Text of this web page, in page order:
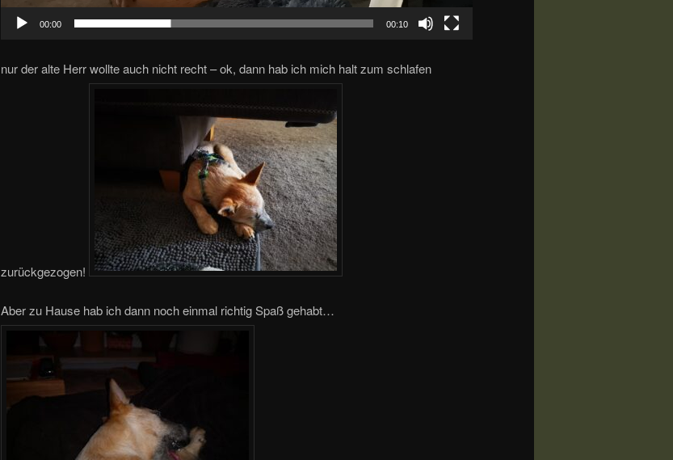
00:00 00:10
nur der alte Herr wollte auch nicht recht – ok, dann hab ich mich halt zum schlafen
zurückgezogen!
Aber zu Hause hab ich dann noch einmal richtig Spaß gehabt…